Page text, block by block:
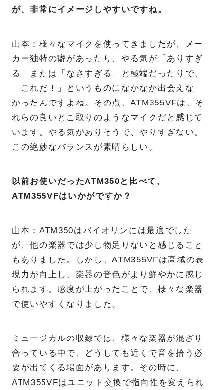
が、非常にイメージしやすいですね。
山本：様々なマイクを使ってきましたが、メー
カー独特の癖があったり、やる気が「ありすぎ
る」または「なさすぎる」と極端だったりで、
「これだ！」というものになかなか出会えな
かったんですよね。その点、ATM355VFは、そ
れらの良いとこ取りのようなマイクだと感じて
います。やる気がありそうで、やりすぎない。
この絶妙なバランスが素晴らしい。
以前お使いだったATM350と比べて、
ATM355VFはいかがですか？
山本：ATM350はバイオリンには最適でした
が、他の楽器では少し物足りないと感じること
もありました。しかし、ATM355VFは高域の表
現力が向上し、楽器の音色がより鮮やかに感じ
られます。感度が上がったことで、様々な楽器
で使いやすくなりました。
ミュージカルの収録では、様々な楽器が混ざり
合っている中で、どうしても近くで音を拾う必
要が出てくる場面があります。その時に、
ATM355VFはユニット交換で指向性を変えられ